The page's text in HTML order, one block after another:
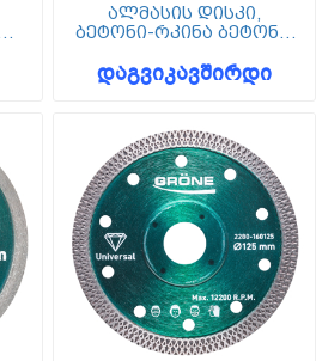
ალმასის დისკი,
ბეტონი-რკინა ბეტონი,
დაგვიკავშირდი